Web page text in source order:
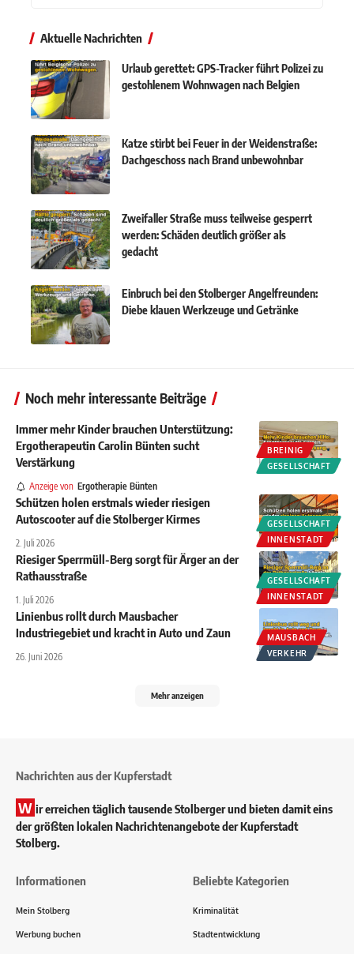
Aktuelle Nachrichten
Urlaub gerettet: GPS-Tracker führt Polizei zu
gestohlenem Wohnwagen nach Belgien
Katze stirbt bei Feuer in der Weidenstraße:
Dachgeschoss nach Brand unbewohnbar
Zweifaller Straße muss teilweise gesperrt
werden: Schäden deutlich größer als
gedacht
Einbruch bei den Stolberger Angelfreunden:
Diebe klauen Werkzeuge und Getränke
Noch mehr interessante Beiträge
BREINIG
GESELLSCHAFT
Immer mehr Kinder brauchen Unterstützung:
Ergotherapeutin Carolin Bünten sucht
Verstärkung
Anzeige von Ergotherapie Bünten
GESELLSCHAFT
INNENSTADT
Schützen holen erstmals wieder riesigen
Autoscooter auf die Stolberger Kirmes
2. Juli 2026
GESELLSCHAFT
INNENSTADT
Riesiger Sperrmüll-Berg sorgt für Ärger an der
Rathausstraße
1. Juli 2026
MAUSBACH
VERKEHR
Linienbus rollt durch Mausbacher
Industriegebiet und kracht in Auto und Zaun
26. Juni 2026
Mehr anzeigen
Nachrichten aus der Kupferstadt
W ir erreichen täglich tausende Stolberger und bieten damit eins
der größten lokalen Nachrichtenangebote der Kupferstadt
Stolberg.
Informationen
Mein Stolberg
Werbung buchen
Beliebte Kategorien
Kriminalität
Stadtentwicklung